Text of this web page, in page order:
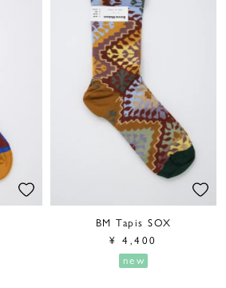
BM Tapis SOX
¥ 4,400
new